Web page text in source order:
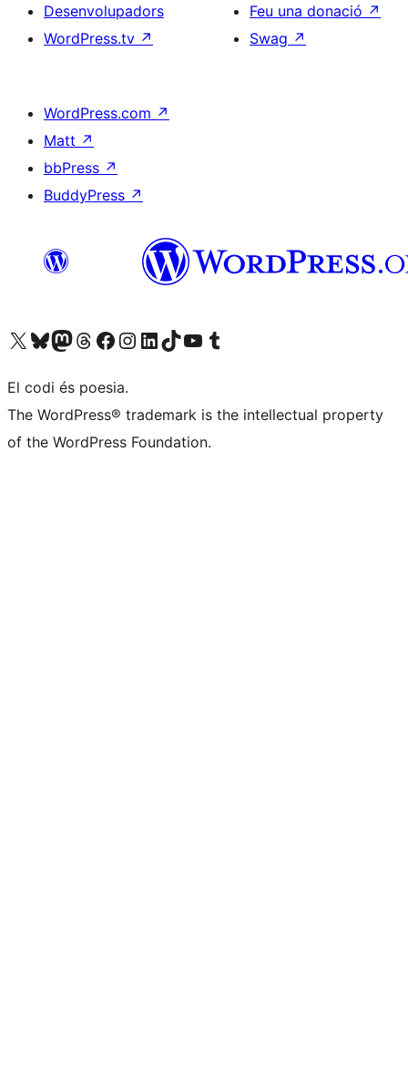
Desenvolupadors
WordPress.tv ↗
Feu una donació ↗
Swag ↗
WordPress.com ↗
Matt ↗
bbPress ↗
BuddyPress ↗
Visiteu el nostre compte X (abans Twitter)
Visiteu el nostre compte de Bluesky
Visiteu el nostre compte al Mastodon
Visiteu el nostre compte de Threads
Visiteu la nostra pàgina al Facebook
Visiteu el nostre compte d'Instagram
Visiteu el nostre compte de LinkedIn
Visiteu el nostre compte de TikTok
Visiteu el nostre canal al YouTube
Visiteu el nostre compte de Tumblr
El codi és poesia.
The WordPress® trademark is the intellectual property
of the WordPress Foundation.